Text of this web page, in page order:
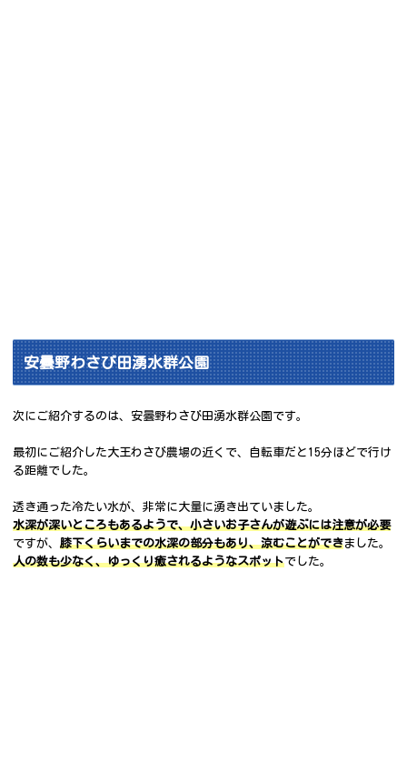
安曇野わさび田湧水群公園
次にご紹介するのは、安曇野わさび田湧水群公園です。
最初にご紹介した大王わさび農場の近くで、自転車だと15分ほどで行け
る距離でした。
透き通った冷たい水が、非常に大量に湧き出ていました。
水深が深いところもあるようで、小さいお子さんが遊ぶには注意が必要
ですが、 膝下くらいまでの水深の部分もあり、涼むことができました。
人の数も少なく、ゆっくり癒されるようなスポットでした。